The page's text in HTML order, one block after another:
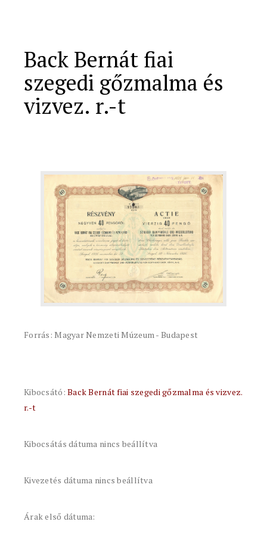
Back Bernát fiai
szegedi gőzmalma és
vizvez. r.-t
Forrás: Magyar Nemzeti Múzeum - Budapest
Kibocsátó:Back Bernát fiai szegedi gőzmalma és vizvez.
r.-t
Kibocsátás dátuma nincs beállítva
Kivezetés dátuma nincs beállítva
Árak első dátuma: